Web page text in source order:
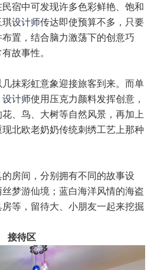
宿中可发现许多色彩鲜艳、饱和
琪设计师传达即使预算不多，只要
置，结合脑力激荡下的创意巧
故事性。
抹彩虹意象迎接旅客到来。而单
设计师使用压克力颜料发挥创意，
、鸟、大树等自然风景，再加上
北欧老奶奶传统刺绣工艺上那种
房间，分别拥有不同的故事设
梦游仙境；蓝白海洋风情的海盗
等，留待大、小朋友一起来挖掘
接待区